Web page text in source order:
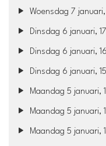
Woensdag 7
Dinsdag 6 januari,
Dinsdag 6 januari,
Dinsdag 6 januari,
Maandag 5 januari,
Maandag 5 januari,
Maandag 5 januari,